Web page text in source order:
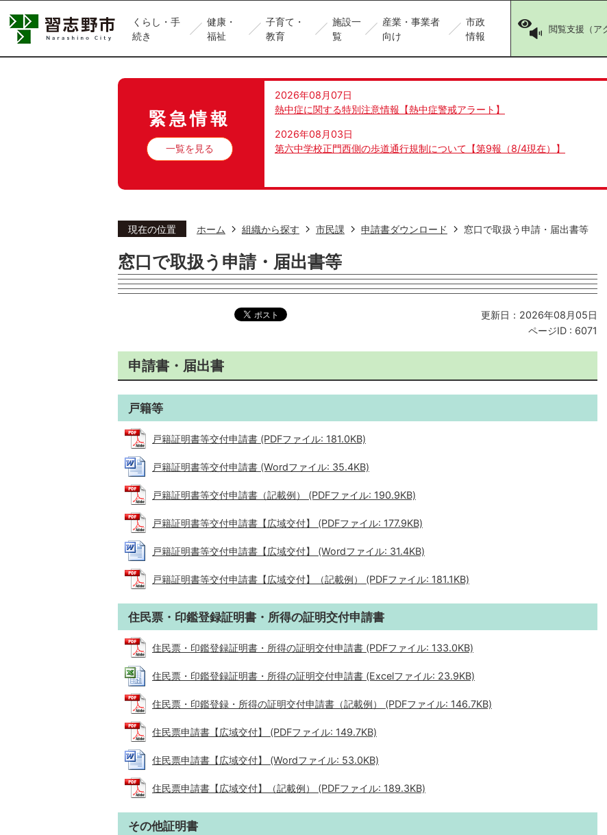
くらし・手
続き
健康・
福祉
子育て・
教育
施設一
覧
産業・事業者
向け
市政
情報
閲覧支援（ア
緊急情報
一覧を見る
2026年08月07日
熱中症に関する特別注意情報【熱中症警戒アラート】
2026年08月03日
第六中学校正門西側の歩道通行規制について【第9報（8/4現在）】
現在の位置 ホーム 組織から探す 市民課 申請書ダウンロード 窓口で取扱う申請・届出書等
窓口で取扱う申請・届出書等
更新日：2026年08月05日
ページID : 6071
申請書・届出書
戸籍等
戸籍証明書等交付申請書 (PDFファイル: 181.0KB)
戸籍証明書等交付申請書 (Wordファイル: 35.4KB)
戸籍証明書等交付申請書（記載例） (PDFファイル: 190.9KB)
戸籍証明書等交付申請書【広域交付】 (PDFファイル: 177.9KB)
戸籍証明書等交付申請書【広域交付】 (Wordファイル: 31.4KB)
戸籍証明書等交付申請書【広域交付】（記載例） (PDFファイル: 181.1KB)
住民票・印鑑登録証明書・所得の証明交付申請書
住民票・印鑑登録証明書・所得の証明交付申請書 (PDFファイル: 133.0KB)
住民票・印鑑登録証明書・所得の証明交付申請書 (Excelファイル: 23.9KB)
住民票・印鑑登録・所得の証明交付申請書（記載例） (PDFファイル: 146.7KB)
住民票申請書【広域交付】 (PDFファイル: 149.7KB)
住民票申請書【広域交付】 (Wordファイル: 53.0KB)
住民票申請書【広域交付】（記載例） (PDFファイル: 189.3KB)
その他証明書